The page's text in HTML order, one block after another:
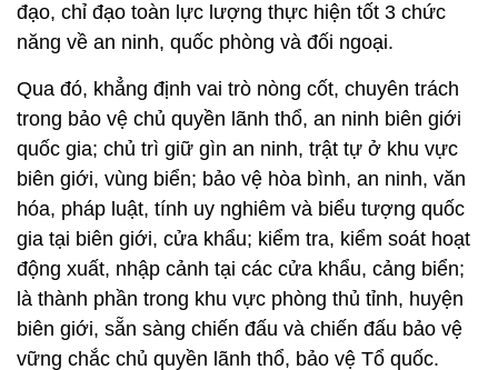
đạo, chỉ đạo toàn lực lượng thực hiện tốt 3 chức
năng về an ninh, quốc phòng và đối ngoại.
Qua đó, khẳng định vai trò nòng cốt, chuyên trách
trong bảo vệ chủ quyền lãnh thổ, an ninh biên giới
quốc gia; chủ trì giữ gìn an ninh, trật tự ở khu vực
biên giới, vùng biển; bảo vệ hòa bình, an ninh, văn
hóa, pháp luật, tính uy nghiêm và biểu tượng quốc
gia tại biên giới, cửa khẩu; kiểm tra, kiểm soát hoạt
động xuất, nhập cảnh tại các cửa khẩu, cảng biển;
là thành phần trong khu vực phòng thủ tỉnh, huyện
biên giới, sẵn sàng chiến đấu và chiến đấu bảo vệ
vững chắc chủ quyền lãnh thổ, bảo vệ Tổ quốc.